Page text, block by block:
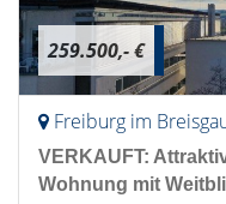
259.500,- €
Freiburg im
VERKAUFT:
Wohnung mit